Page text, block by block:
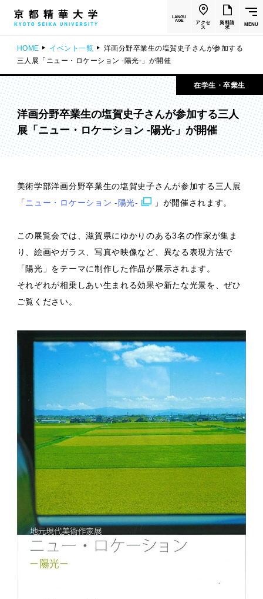
LANGU
AGE
アクセ
ス
資料請
求
MENU
HOME イベント一覧
洋画分野卒業生の塩賀史子さんが参加する
三人展「ニュー・ロケーション -陽光-」が開催
在学生・卒業生
洋画分野卒業生の塩賀史子さんが参加する三人
展「ニュー・ロケーション -陽光-」が開催
美術学部洋画分野卒業生の塩賀史子さんが参加する三人展
「ニュー・ロケーション -陽光- 」が開催されます。
この展覧会では、滋賀県にゆかりのある3名の作家が集ま
り、絵画やガラス、写真や映像など、異なる表現方法で
「陽光」をテーマに制作した作品が展示されます。
それぞれが相乗しあい生まれる効果や新たな光景を、ぜひ
ご覧ください。